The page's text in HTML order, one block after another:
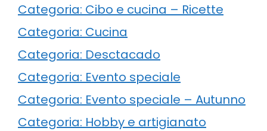
Categoria: Cibo e cucina – Ricette
Categoria: Cucina
Categoria: Desctacado
Categoria: Evento speciale
Categoria: Evento speciale – Autunno
Categoria: Hobby e artigianato